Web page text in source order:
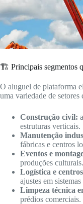
🏗️ Principais segmentos
O aluguel de plataforma
uma variedade de setores
Construção civil:
estruturas verticais.
Manutenção
fábricas e centros
Eventos e
produções culturais.
Logística e
ajustes em
Limpeza técnica
prédios comerciais.